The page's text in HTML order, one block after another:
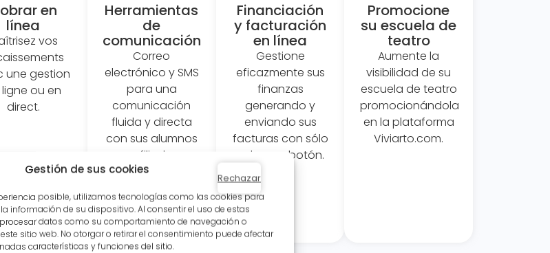
Gestión de sus cookies
posible, utilizamos tecnologías como las cookies para
información de su dispositivo. Al consentir el uso de estas
datos como su comportamiento de navegación o
sitio web. No otorgar o retirar el consentimiento puede afectar
características y funciones del sitio.
Rechazar
en
línea
vos
une gestion
ou en
direct.
Herramientas
de
comunicación
Correo
electrónico y SMS
para una
comunicación
fluida y directa
con sus alumnos
y afiliados.
Financiación
y facturación
en línea
Gestione
eficazmente sus
finanzas
generando y
enviando sus
facturas con sólo
pulsar un botón.
Promocione
su escuela de
teatro
Aumente la
visibilidad de su
escuela de teatro
promocionándola
en la plataforma
Viviarto.com.